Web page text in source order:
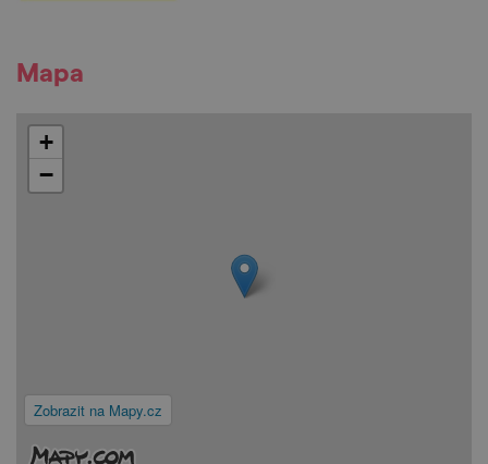
Mapa
Zobrazit na Mapy.cz
+
−